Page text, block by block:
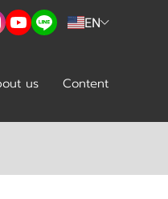
EN
us Content